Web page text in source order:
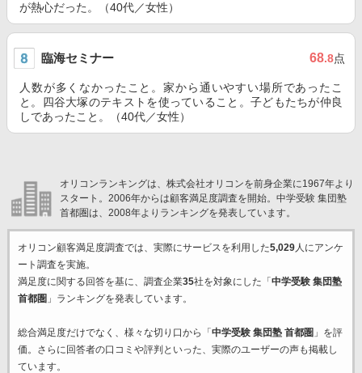
が熱心だった。（40代／女性）
臨海セミナー 68.8点
人数が多くなかったこと。家から通いやすい場所であったこ
と。四谷大塚のテキストを使っていること。子どもたちが仲良
しであったこと。（40代／女性）
オリコンランキングは、株式会社オリコンを前身企業に1967年より
スタート。2006年からは顧客満足度調査を開始。中学受験 集団塾
首都圏は、2008年よりランキングを発表しています。
オリコン顧客満足度調査では、実際にサービスを利用した5,029人にアンケ
ート調査を実施。
満足度に関する回答を基に、調査企業35社を対象にした「 中学受験 集団塾
首都圏 」ランキングを発表しています。
総合満足度だけでなく、様々な切り口から「 中学受験 集団塾 首都圏 」を評
価。さらに回答者の口コミや評判といった、実際のユーザーの声も掲載し
ています。